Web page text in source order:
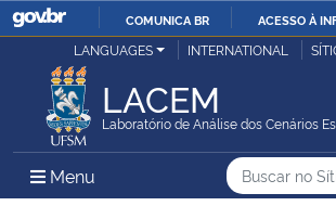
IR
COMUNICA BR ACESSO À
Ministério da Justiça e Segurança Pública
Ministério da Defesa
LANGUAGES INTERNATIONAL
LACEM
Laboratório de Análise dos Cenários
Menu Menu Principal do Sítio
Busca
Buscar
Busca: